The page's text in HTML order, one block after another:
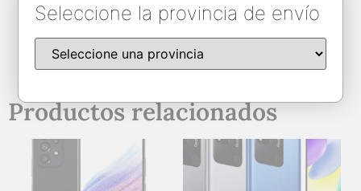
Brand Apple
Productos relacionados
Seleccione la provincia de envío